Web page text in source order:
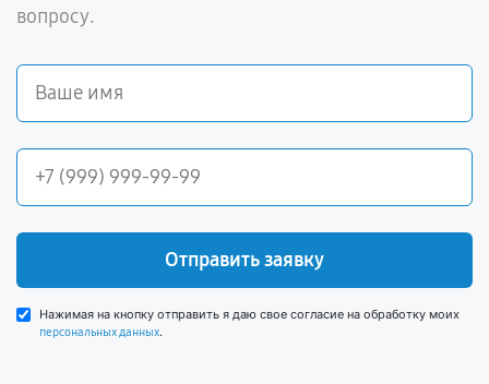
вопросу.
Отправить заявку
Нажимая на кнопку отправить я даю свое согласие на обработку моих
персональных данных.